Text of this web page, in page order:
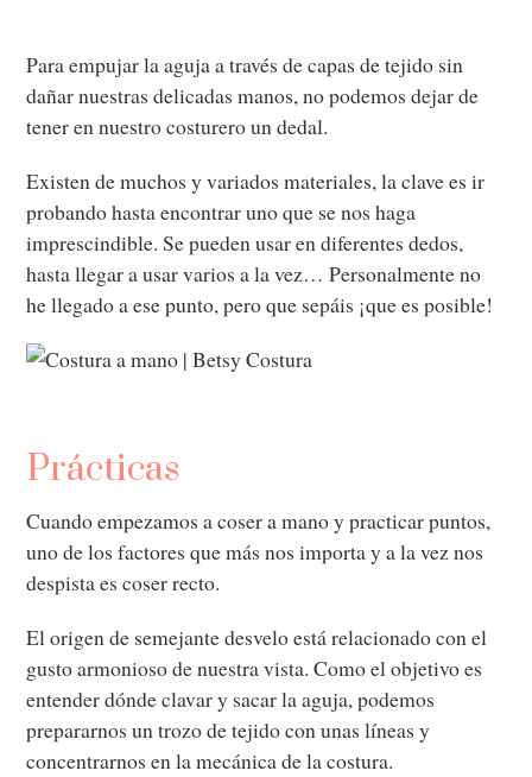
Para empujar la aguja a través de capas de tejido sin
dañar nuestras delicadas manos, no podemos dejar de
tener en nuestro costurero un dedal.
Existen de muchos y variados materiales, la clave es ir
probando hasta encontrar uno que se nos haga
imprescindible. Se pueden usar en diferentes dedos,
hasta llegar a usar varios a la vez… Personalmente no
he llegado a ese punto, pero que sepáis ¡que es posible!
Prácticas
Cuando empezamos a coser a mano y practicar puntos,
uno de los factores que más nos importa y a la vez nos
despista es coser recto.
El origen de semejante desvelo está relacionado con el
gusto armonioso de nuestra vista. Como el objetivo es
entender dónde clavar y sacar la aguja, podemos
prepararnos un trozo de tejido con unas líneas y
concentrarnos en la mecánica de la costura.